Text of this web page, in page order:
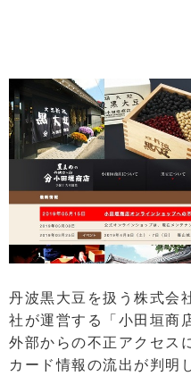
丹波黒大豆を扱う株式会
社が運営する「小田垣商
外部からの不正アクセス
カード情報の流出が判明